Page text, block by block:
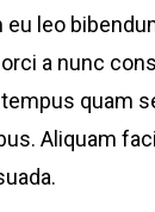
eu leo
a nunc
quam
Aliquam